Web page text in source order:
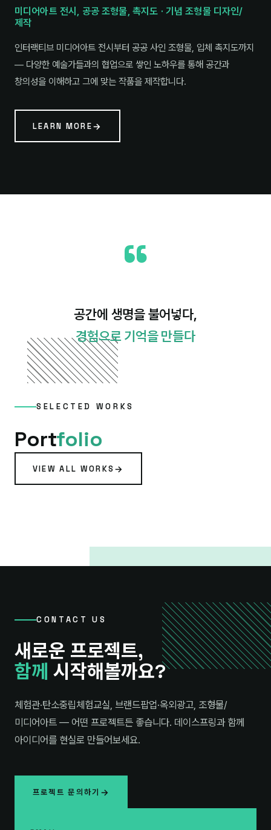
미디어아트 전시, 공공 조형물, 촉지도 · 기념 조형물 디자인/
제작
인터랙티브 미디어아트 전시부터 공공 사인 조형물, 입체 촉지도까지
— 다양한 예술가들과의 협업으로 쌓인 노하우를 통해 공간과
창의성을 이해하고 그에 맞는 작품을 제작합니다.
LEARN MORE
“
공간에 생명을 불어넣다,
경험으로 기억을 만들다
SELECTED WORKS
Portfolio
VIEW ALL WORKS
CONTACT US
새로운 프로젝트,
함께 시작해볼까요?
체험관·탄소중립체험교실, 브랜드팝업·옥외광고, 조형물/
미디어아트 — 어떤 프로젝트든 좋습니다. 데이스프링과 함께
아이디어를 현실로 만들어보세요.
프로젝트 문의하기